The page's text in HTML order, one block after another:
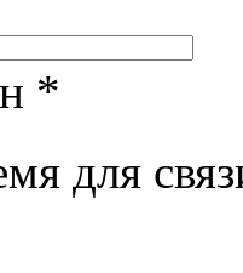
*
для